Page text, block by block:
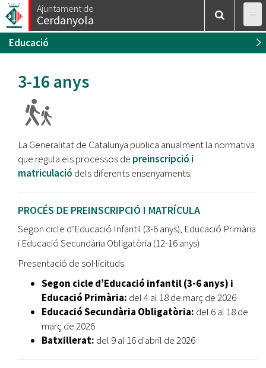
Vés
al
contingut
Ajuntament de
Cerdanyola
Esteu
aquí
Inici Educació /Preinscripció
Educació
3-16 anys
La Generalitat de Catalunya publica anualment la normativa
que regula els processos de preinscripció i
matriculació dels diferents ensenyaments.
PROCÉS DE PREINSCRIPCIÓ I MATRÍCULA
Segon cicle d’Educació Infantil (3-6 anys), Educació Primària
i Educació Secundària Obligatòria (12-16 anys)
Presentació de sol·licituds:
Segon cicle d’Educació infantil (3-6 anys) i
Educació Primària: del 4 al 18 de març de 2026
Educació Secundària Obligatòria: del 6 al 18 de
març de 2026
Batxillerat: del 9 al 16 d'abril de 2026